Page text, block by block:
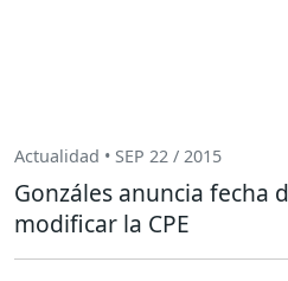
Actualidad • SEP 22 / 2015
Gonzáles anuncia fecha
modificar la CPE